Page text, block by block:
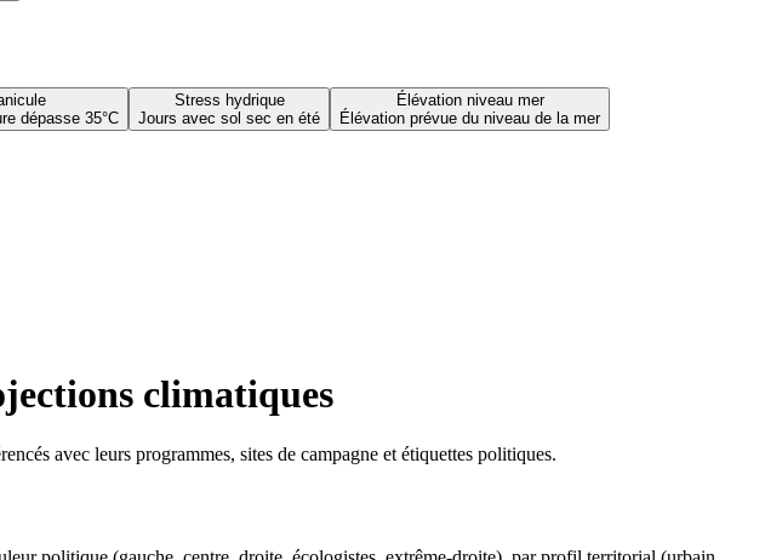
dépasse 35°C
Stress hydrique
Jours avec sol sec en été
Élévation niveau mer
Élévation prévue du niveau de la mer
climatiques
avec leurs programmes, sites de campagne et étiquettes politiques.